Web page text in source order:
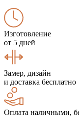
Изготовление
от 5 дней
Замер, дизайн
и доставка бесплатно
Оплата наличными,